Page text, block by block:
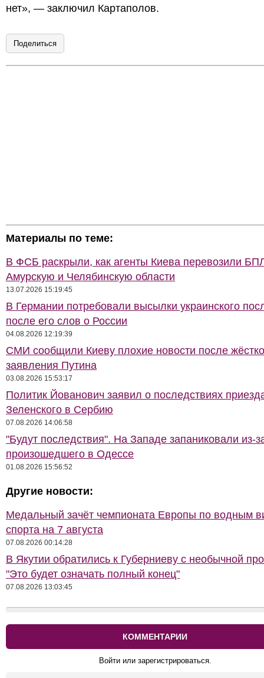
нет», — заключил Картаполов.
Поделиться
Материалы по теме:
В ФСБ раскрыли, как агенты Киева перевозили
Амурскую и Челябинскую области
13.07.2026 15:19:45
В Германии потребовали высылки украинского
после его слов о России
04.08.2026 12:19:39
СМИ сообщили Киеву плохие новости после
заявления Путина
03.08.2026 15:53:17
Политик Йованович заявил о последствиях
Зеленского в Сербию
07.08.2026 14:06:58
"Будут последствия". На Западе запаниковали из-
произошедшего в Одессе
01.08.2026 15:56:52
Другие новости:
Медальный зачёт чемпионата Европы по водным
спорта на 7 августа
07.08.2026 00:14:28
В Якутии обратились к Губерниеву с необычной
"Это будет означать полный конец"
07.08.2026 13:03:45
КОММЕНТАРИИ
Войти или зарегистрироваться.